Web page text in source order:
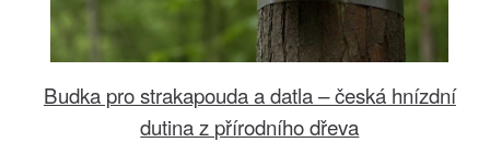
Budka pro strakapouda a datla – česká hnízdní
dutina z přírodního dřeva